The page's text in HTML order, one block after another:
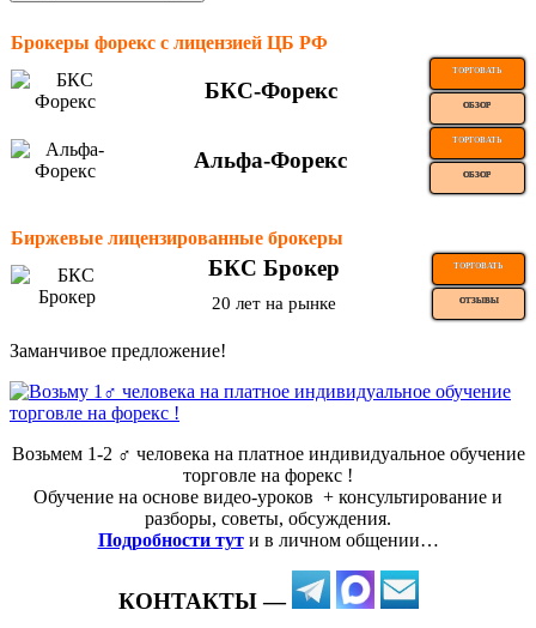
Брокеры форекс с лицензией ЦБ РФ
БКС-Форекс
ТОРГОВАТЬ
ОБЗОР
Альфа-Форекс
ТОРГОВАТЬ
ОБЗОР
Биржевые лицензированные брокеры
БКС Брокер ТОРГОВАТЬ
20 лет на рынке ОТЗЫВЫ
Заманчивое предложение!
Возьмем 1-2 ‍♂️ человека на платное индивидуальное обучение
торговле на форекс !
Обучение на основе видео-уроков ️ + консультирование и
разборы, советы, обсуждения.
Подробности тут и в личном общении…
КОНТАКТЫ —